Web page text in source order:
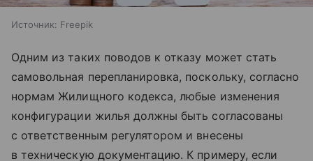
Источник: Freepik
Одним из таких поводов к отказу может стать
самовольная перепланировка, поскольку, согласно
нормам Жилищного кодекса, любые изменения
конфигурации жилья должны быть согласованы
с ответственным регулятором и внесены
в техническую документацию. К примеру, если